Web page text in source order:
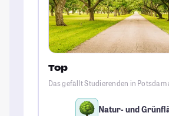
Top
Das gefällt Studierenden in Potsdam
Natur- und